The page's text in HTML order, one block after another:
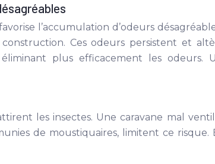
l’accumulation d’odeurs
Ces odeurs persistent et
plus efficacement les odeurs.
les insectes. Une caravane mal
de moustiquaires, limitent ce risque.